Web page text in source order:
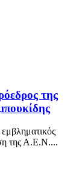
της
της Α.Ε.Ν....